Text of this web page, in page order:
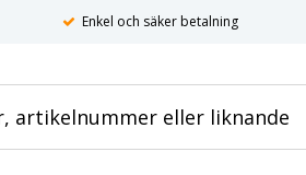
Enkel och säker betalning